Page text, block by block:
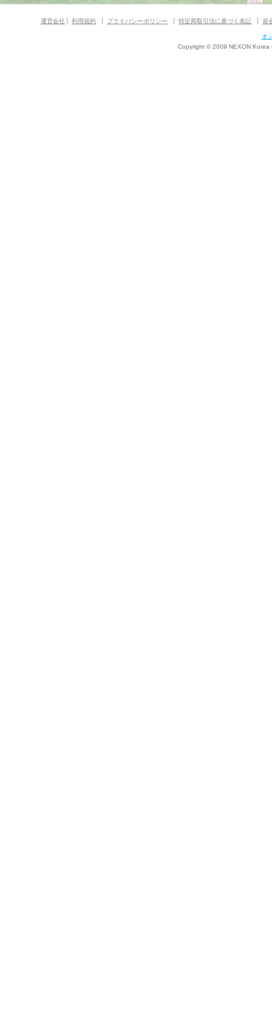
運営会社 利用規約 プライバシーポリシー 特定商取引法に基づく表記 資
オ
Copyright © 2009 NEXON Korea